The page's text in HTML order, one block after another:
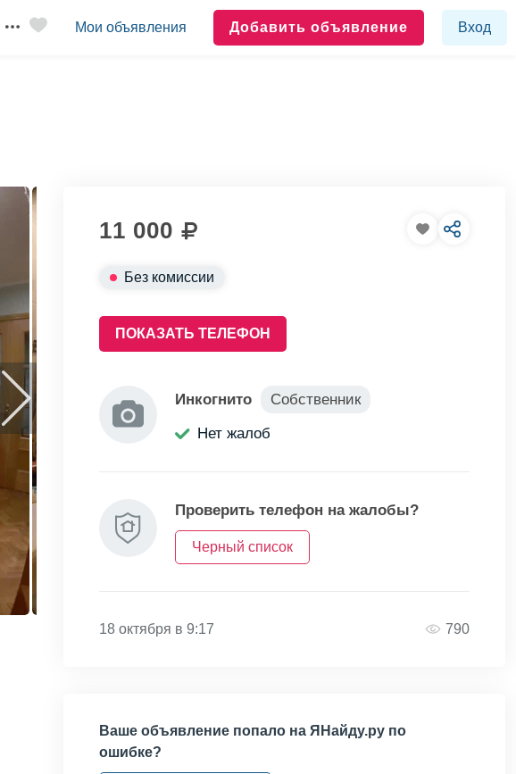
Мои объявления Добавить объявление Вход
11 000
Без комиссии
ПОКАЗАТЬ ТЕЛЕФОН
Инкогнито
Собственник
Нет жалоб
Проверить телефон на жалобы?
Черный список
18 октября в 9:17 790
Ваше объявление попало на ЯНайду.ру по
ошибке?